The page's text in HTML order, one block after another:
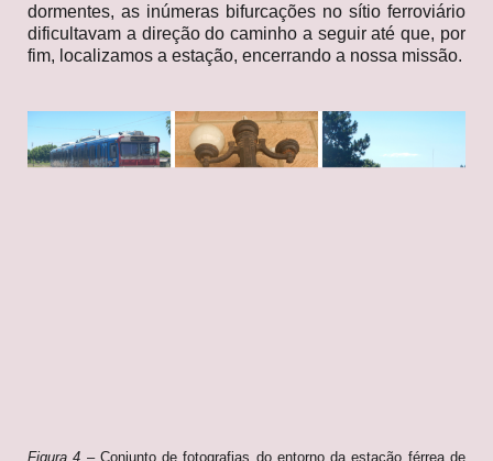
dormentes, as inúmeras bifurcações no sítio ferroviário
dificultavam a direção do caminho a seguir até que, por
fim, localizamos a estação, encerrando a nossa missão.
Figura 4 – Conjunto de fotografias do entorno da estação férrea de